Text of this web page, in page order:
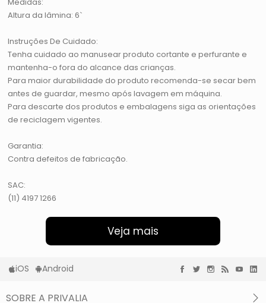
Medidas:
Altura da lâmina: 6`
Instruções De Cuidado:
Tenha cuidado ao manusear produto cortante e perfurante e
mantenha-o fora do alcance das crianças.
Para maior durabilidade do produto recomenda-se secar bem
antes de guardar, mesmo após lavagem em máquina.
Para descarte dos produtos e embalagens siga as orientações
de reciclagem vigentes.
Garantia:
Contra defeitos de fabricação.
SAC:
(11) 4197 1266
Veja mais
iOS Android
SOBRE A PRIVALIA